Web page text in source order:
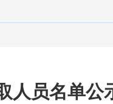
人员名单公